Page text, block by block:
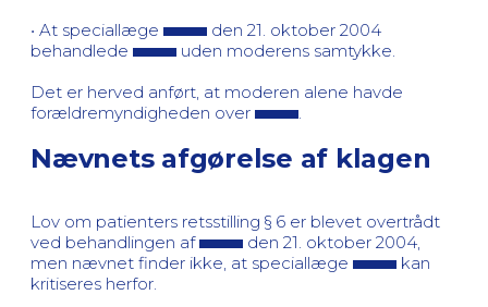
• At speciallæge
den 21. oktober 2004
behandlede
uden moderens samtykke.
Det er herved anført, at moderen alene havde
forældremyndigheden over
Nævnets afgørelse af klagen
Lov om patienters retsstilling § 6 er blevet overtrådt
ved behandlingen af
den 21. oktober 2004,
men nævnet finder ikke, at speciallæge
kan
kritiseres herfor.